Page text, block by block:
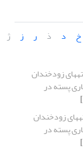
خ د ذ ر ز ژ
زودخندان
پسته در
زودخندان
پسته در